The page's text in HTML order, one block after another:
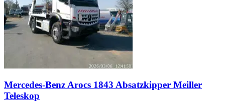
Mercedes-Benz Arocs 1843 Absatzkipper Meiller
Teleskop